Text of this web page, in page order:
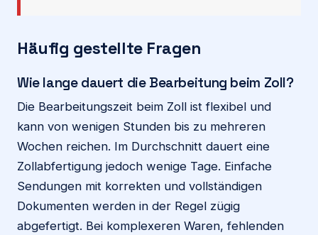
Häufig gestellte Fragen
Wie lange dauert die Bearbeitung beim Zoll?
Die Bearbeitungszeit beim Zoll ist flexibel und
kann von wenigen Stunden bis zu mehreren
Wochen reichen. Im Durchschnitt dauert eine
Zollabfertigung jedoch wenige Tage. Einfache
Sendungen mit korrekten und vollständigen
Dokumenten werden in der Regel zügig
abgefertigt. Bei komplexeren Waren, fehlenden